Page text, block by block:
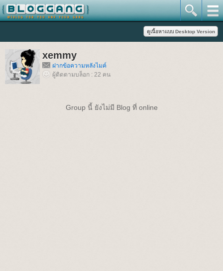
xemmy
ฝากข้อความหลังไมค์
ผู้ติดตามบล็อก : 22 คน
Group นี้ ยังไม่มี Blog ที่ online